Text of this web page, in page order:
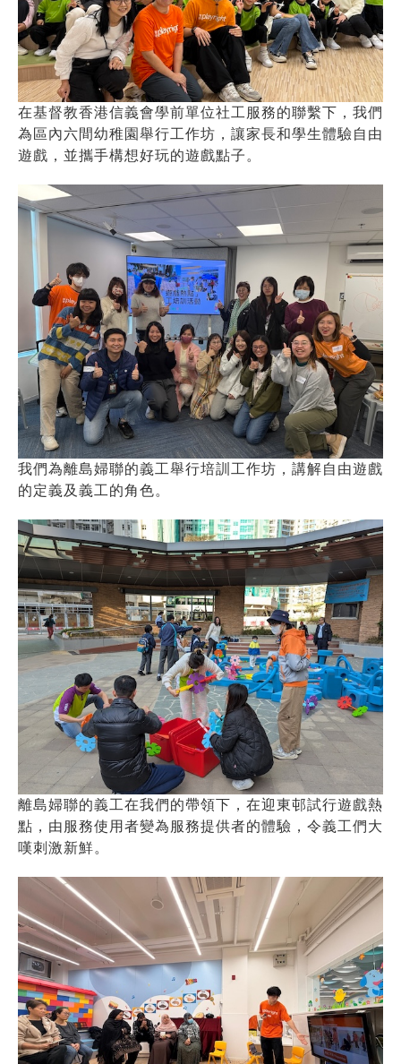
在基督教香港信義會學前單位社工服務的聯繫下，我們
為區內六間幼稚園舉行工作坊，讓家長和學生體驗自由
遊戲，並攜手構想好玩的遊戲點子。
我們為離島婦聯的義工舉行培訓工作坊，講解自由遊戲
的定義及義工的角色。
離島婦聯的義工在我們的帶領下，在迎東邨試行遊戲熱
點，由服務使用者變為服務提供者的體驗，令義工們大
嘆刺激新鮮。